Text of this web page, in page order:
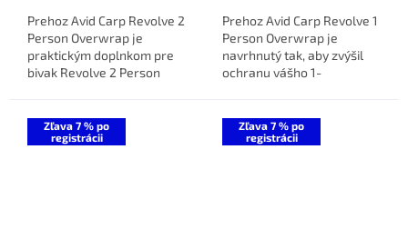
Prehoz Avid Carp Revolve 2
Person Overwrap je
praktickým doplnkom pre
bivak Revolve 2 Person
kondenzáciu a rozširuje
vnútorný...
Prehoz Avid Carp Revolve 1
Person Overwrap je
navrhnutý tak, aby zvýšil
ochranu vášho 1-
systém, ktorý zabezpečí
lepšiu izoláciu...
Zľava 7 % po
registrácii
Zľava 7 % po
registrácii